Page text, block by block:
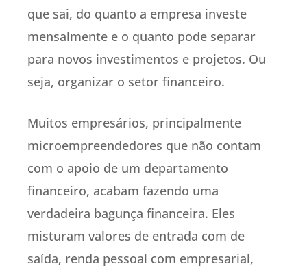
que sai, do quanto a empresa investe
mensalmente e o quanto pode separar
para novos investimentos e projetos. Ou
seja, organizar o setor financeiro.
Muitos empresários, principalmente
microempreendedores que não contam
com o apoio de um departamento
financeiro, acabam fazendo uma
verdadeira bagunça financeira. Eles
misturam valores de entrada com de
saída, renda pessoal com empresarial,